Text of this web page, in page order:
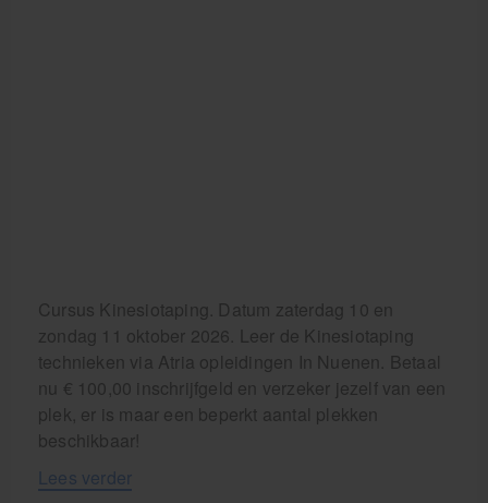
Cursus Kinesiotaping. Datum zaterdag 10 en
zondag 11 oktober 2026. Leer de Kinesiotaping
technieken via Atria opleidingen In Nuenen. Betaal
nu € 100,00 inschrijfgeld en verzeker jezelf van een
plek, er is maar een beperkt aantal plekken
beschikbaar!
Lees verder